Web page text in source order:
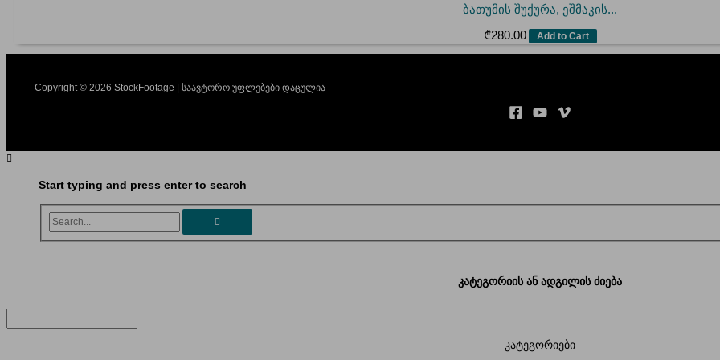
ბათუმის შუქურა, ეშმაკის...
₾280.00 Add to Cart
Copyright © 2026 StockFootage | საავტორო უფლებები დაცულია
Start typing and press enter to search
Search...
კატეგორიის ან ადგილის ძიება
კატეგორიები